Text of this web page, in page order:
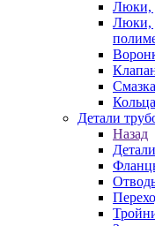
Люки,
Люки,
Детали
Назад